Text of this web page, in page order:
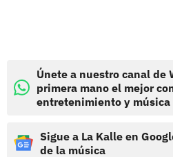
Únete a nuestro canal de
primera mano el mejor
entretenimiento y música
Sigue a La Kalle en
de la música